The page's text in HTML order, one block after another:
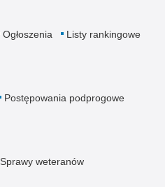
Ogłoszenia
Listy rankingowe
Postępowania podprogowe
Sprawy weteranów